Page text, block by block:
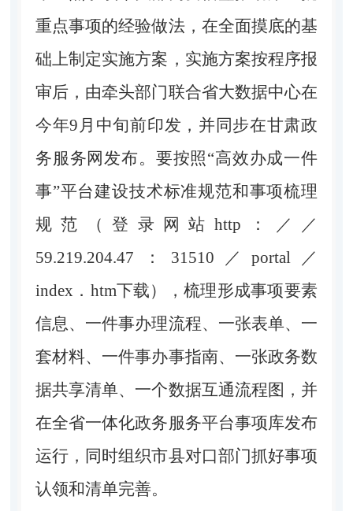
重点事项的经验做法，在全面摸底的基
础上制定实施方案，实施方案按程序报
审后，由牵头部门联合省大数据中心在
今年9月中旬前印发，并同步在甘肃政
务服务网发布。要按照“高效办成一件
事”平台建设技术标准规范和事项梳理
规范（登录网站http：／／
59.219.204.47：31510／portal／
index．htm下载），梳理形成事项要素
信息、一件事办理流程、一张表单、一
套材料、一件事办事指南、一张政务数
据共享清单、一个数据互通流程图，并
在全省一体化政务服务平台事项库发布
运行，同时组织市县对口部门抓好事项
认领和清单完善。